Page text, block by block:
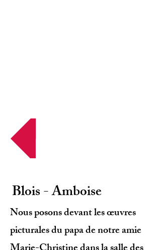
Blois - Amboise
Nous posons devant les œuvres
picturales du papa de notre amie